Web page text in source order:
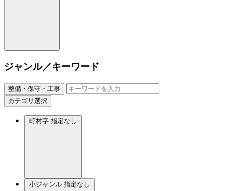
ジャンル／キーワード
整備・保守・工事
カテゴリ選択
町村字 指定なし
小ジャンル 指定なし